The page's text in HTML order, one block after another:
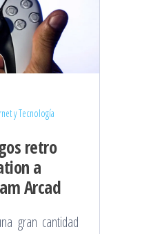
y Tecnología
retro
a
Arcad
gran cantidad